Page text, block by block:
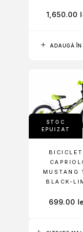
ADAUGĂ ÎN
1,650.00
STOC
EPUIZAT
MUSTANG
BLACK-
699.00